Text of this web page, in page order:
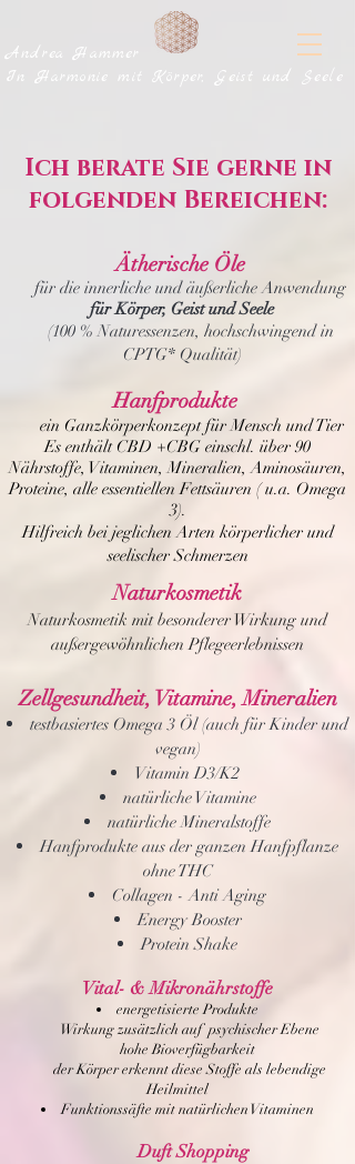
Andrea Hammer
In Harmonie mit Körper, Geist und Seele
Ich berate Sie gerne in
folgenden Bereichen:
Ätherische Öle
für die innerliche und äußerliche Anwendung
für Körper, Geist und Seele
(100 % Naturessenzen, hochschwingend in
CPTG* Qualität)
Hanfprodukte
ein Ganzkörperkonzept für Mensch und Tier
Es enthält CBD +CBG einschl. über 90
Nährstoffe, Vitaminen, Mineralien, Aminosäuren,
Proteine, alle essentiellen Fettsäuren ( u.a. Omega
3).
Hilfreich bei jeglichen Arten körperlicher und
seelischer Schmerzen
Naturkosmetik
Naturkosmetik mit besonderer Wirkung und
außergewöhnlichen Pflegeerlebnissen
Zellgesundheit, Vitamine, Mineralien
testbasiertes Omega 3 Öl (auch für Kinder und
vegan)
Vitamin D3/K2
natürliche Vitamine
natürliche Mineralstoffe
Hanfprodukte aus der ganzen Hanfpflanze
ohne THC
Collagen - Anti Aging
Energy Booster
Protein Shake
Vital- & Mikronährstoffe
energetisierte Produkte
Wirkung zusätzlich auf psychischer Ebene
hohe Bioverfügbarkeit
der Körper erkennt diese Stoffe als lebendige
Heilmittel
Funktionssäfte mit natürlichen Vitaminen
Duft Shopping